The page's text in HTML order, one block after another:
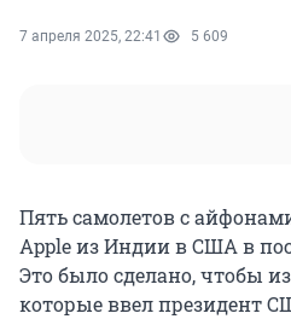
7 апреля 2025, 22:41 5 609
Пять самолетов с
Apple из Индии в США в
Это было сделано, чтобы
которые ввел президент